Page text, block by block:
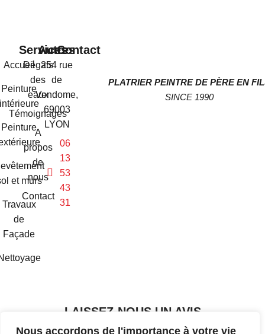
Nous accordons de l'importance à votre vie
PLATRIER PEINTRE DE PÈRE EN
SINCE 1990
Services
Accueil
Peinture
Peinture
et murs
Travaux
de
Façade
Autres
Dégats
des
eaux
Témoignages
A
propos
de
nous
Contact
Contact
254 rue
de
Vendome,
69003
LYON
06
13
53
43
31
LAISSEZ-NOUS UN AVIS